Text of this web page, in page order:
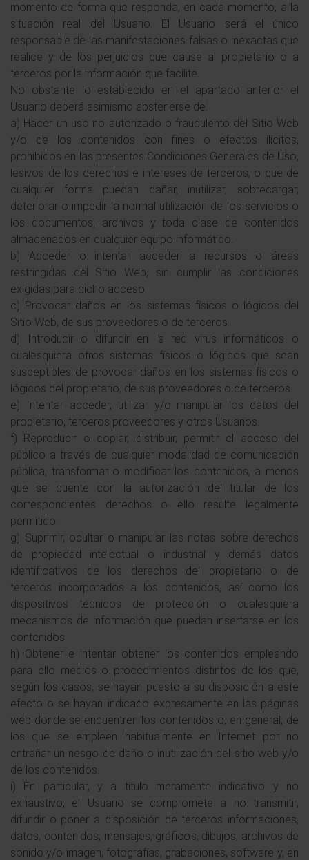
momento de forma que responda, en cada momento, a la
situación real del Usuario. El Usuario será el único
responsable de las manifestaciones falsas o inexactas que
realice y de los perjuicios que cause al propietario o a
terceros por la información que facilite.
No obstante lo establecido en el apartado anterior el
Usuario deberá asimismo abstenerse de:
a) Hacer un uso no autorizado o fraudulento del Sitio Web
y/o de los contenidos con fines o efectos ilícitos,
prohibidos en las presentes Condiciones Generales de Uso,
lesivos de los derechos e intereses de terceros, o que de
cualquier forma puedan dañar, inutilizar, sobrecargar,
deteriorar o impedir la normal utilización de los servicios o
los documentos, archivos y toda clase de contenidos
almacenados en cualquier equipo informático.
b) Acceder o intentar acceder a recursos o áreas
restringidas del Sitio Web, sin cumplir las condiciones
exigidas para dicho acceso.
c) Provocar daños en los sistemas físicos o lógicos del
Sitio Web, de sus proveedores o de terceros.
d) Introducir o difundir en la red virus informáticos o
cualesquiera otros sistemas físicos o lógicos que sean
susceptibles de provocar daños en los sistemas físicos o
lógicos del propietario, de sus proveedores o de terceros.
e) Intentar acceder, utilizar y/o manipular los datos del
propietario, terceros proveedores y otros Usuarios.
f) Reproducir o copiar, distribuir, permitir el acceso del
público a través de cualquier modalidad de comunicación
pública, transformar o modificar los contenidos, a menos
que se cuente con la autorización del titular de los
correspondientes derechos o ello resulte legalmente
permitido.
g) Suprimir, ocultar o manipular las notas sobre derechos
de propiedad intelectual o industrial y demás datos
identificativos de los derechos del propietario o de
terceros incorporados a los contenidos, así como los
dispositivos técnicos de protección o cualesquiera
mecanismos de información que puedan insertarse en los
contenidos.
h) Obtener e intentar obtener los contenidos empleando
para ello medios o procedimientos distintos de los que,
según los casos, se hayan puesto a su disposición a este
efecto o se hayan indicado expresamente en las páginas
web donde se encuentren los contenidos o, en general, de
los que se empleen habitualmente en Internet por no
entrañar un riesgo de daño o inutilización del sitio web y/o
de los contenidos.
i) En particular, y a título meramente indicativo y no
exhaustivo, el Usuario se compromete a no transmitir,
difundir o poner a disposición de terceros informaciones,
datos, contenidos, mensajes, gráficos, dibujos, archivos de
sonido y/o imagen, fotografías, grabaciones, software y, en